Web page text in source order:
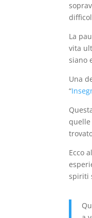
La
vita
siano
Una
“
Ecco
spiriti